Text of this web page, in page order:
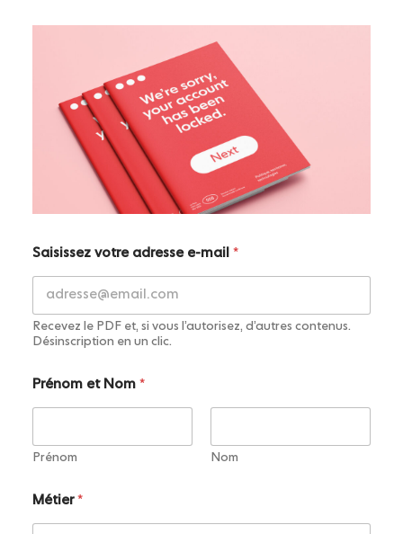
Saisissez votre adresse e-mail *
Recevez le PDF et, si vous l’autorisez, d’autres contenus.
Désinscription en un clic.
a
d
s
e
P
r
Prénom et Nom *
Prénom Nom
Métier*